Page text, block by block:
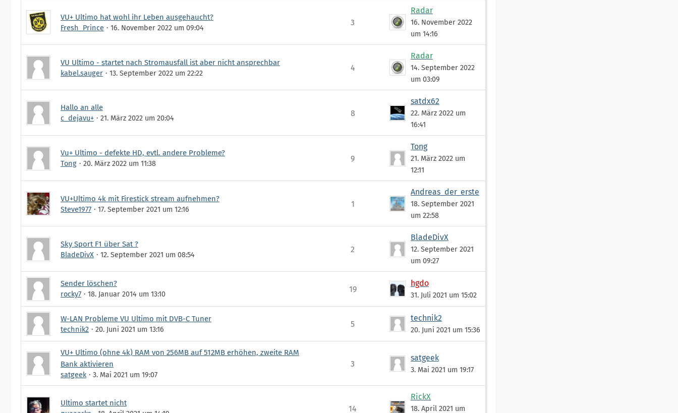
VU+ Ultimo hat wohl ihr Leben ausgehaucht?
Fresh_Prince
16. November 2022 um 09:04
3
Radar
16. November 2022
um 14:16
VU Ultimo - startet nach Stromausfall ist aber nicht ansprechbar
kabel.sauger
13. September 2022 um 22:22
4
Radar
14. September 2022
um 03:09
Hallo an alle
c_dejavu+
21. März 2022 um 20:04
8
satdx62
22. März 2022 um
16:41
Vu+ Ultimo - defekte HD, evtl. andere Probleme?
Tong
20. März 2022 um 11:38
9
Tong
21. März 2022 um
12:11
VU+Ultimo 4k mit Firestick stream aufnehmen?
Steve1977
17. September 2021 um 12:16
1
Andreas_der_erste
18. September 2021
um 22:58
Sky Sport F1 über Sat ?
BladeDivX
12. September 2021 um 08:54
2
BladeDivX
12. September 2021
um 09:27
Sender löschen?
rocky7
18. Januar 2014 um 13:10
19
hgdo
31. Juli 2021 um 15:02
W-LAN Probleme VU Ultimo mit DVB-C Tuner
technik2
20. Juni 2021 um 13:16
5
technik2
20. Juni 2021 um 15:36
VU+ Ultimo (ohne 4k) RAM von 256MB auf 512MB erhöhen, zweite RAM
Bank aktivieren
satgeek
3. Mai 2021 um 19:07
3
satgeek
3. Mai 2021 um 19:17
Ultimo startet nicht
14
RickX
18. April 2021 um